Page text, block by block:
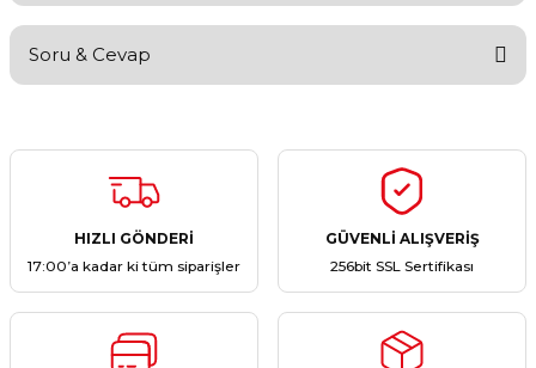
Yorum Yaz
Soru & Cevap
Ürün hakkında henüz soru sorulmamış.
HIZLI GÖNDERİ
17:00’a kadar ki tüm siparişler
GÜVENLİ ALIŞVERİŞ
256bit SSL Sertifikası